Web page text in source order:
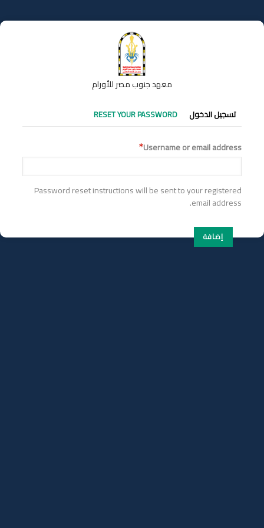
إلى
المحتوى
معهد جنوب مصر للأورام
التبويبات
الأساسية
تسجيل الدخول RESET YOUR PASSWORD
Username or email address
Password reset instructions will be sent to your registered
email address.